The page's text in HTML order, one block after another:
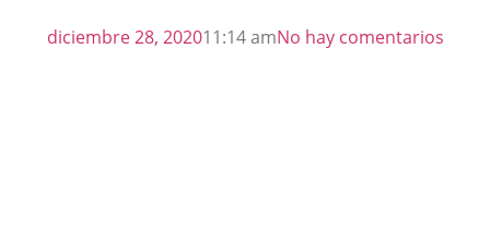
diciembre 28, 202011:14 amNo hay comentarios